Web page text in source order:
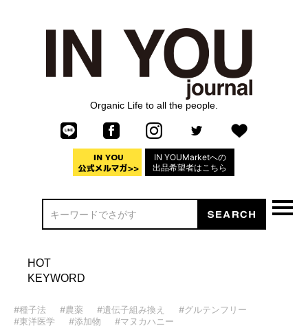
Organic Life to all the people.
IN YOUMarketへの
出品希望者はこちら
HOT
KEYWORD
#種子法 #農薬 #遺伝子組み換え
#グルテンフリー
#東洋医学
#添加物 #マヌカハニー